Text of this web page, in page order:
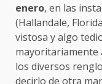
enero, en las
(Hallandale,
vistosa y algo
mayoritariamente
los diversos
decirlo de otra